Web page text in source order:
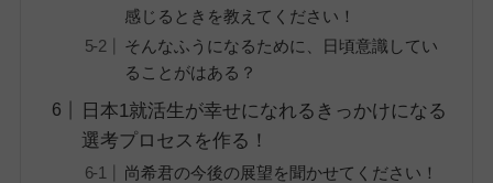
感じるときを教えてください！
そんなふうになるために、日頃意識してい
ることがはある？
日本1就活生が幸せになれるきっかけになる
選考プロセスを作る！
尚希君の今後の展望を聞かせてください！